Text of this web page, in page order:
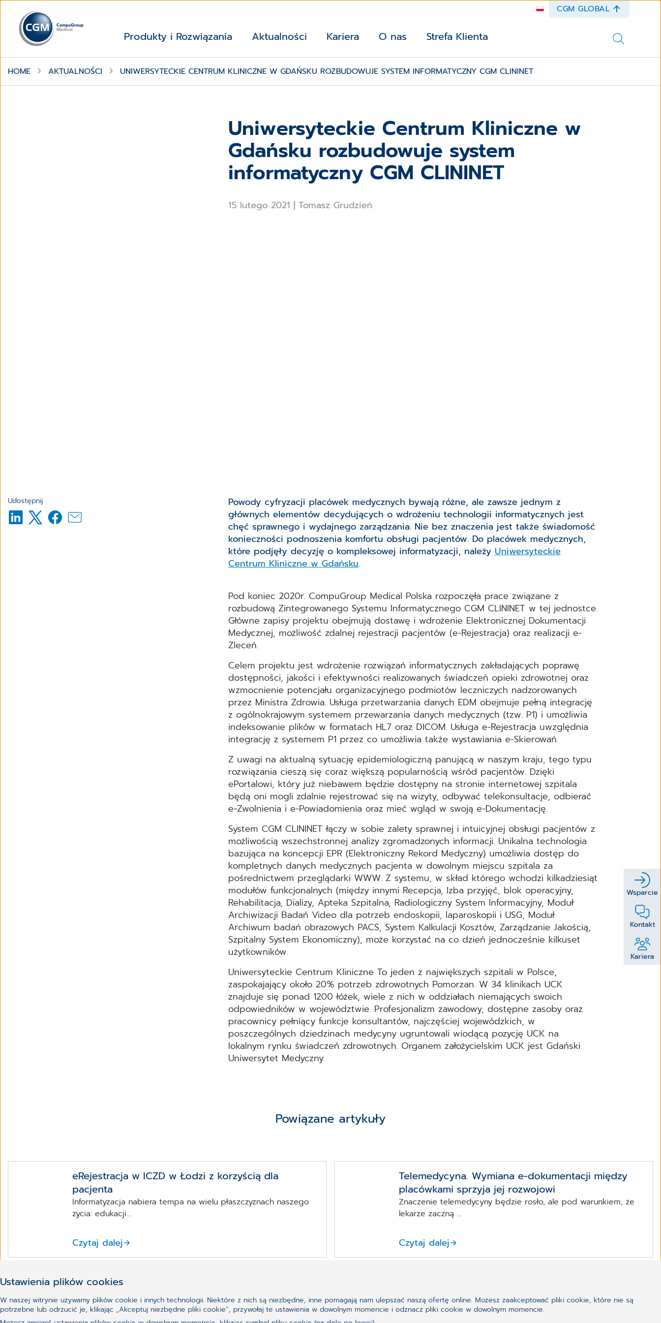
Wsparcie
Kontakt
Kariera
CGM GLOBAL
Produkty i Rozwiązania Aktualności Kariera O nas Strefa Klienta
HOME AKTUALNOŚCI UNIWERSYTECKIE CENTRUM KLINICZNE W GDAŃSKU ROZBUDOWUJE SYSTEM INFORMATYCZNY CGM CLININET
Uniwersyteckie Centrum Kliniczne w
Gdańsku rozbudowuje system
informatyczny CGM CLININET
15 lutego 2021 | Tomasz Grudzień
Udostępnij
Powody cyfryzacji placówek medycznych bywają różne, ale zawsze jednym z
głównych elementów decydujących o wdrożeniu technologii informatycznych jest
chęć sprawnego i wydajnego zarządzania. Nie bez znaczenia jest także świadomość
konieczności podnoszenia komfortu obsługi pacjentów. Do placówek medycznych,
które podjęły decyzję o kompleksowej informatyzacji, należy Uniwersyteckie
Centrum Kliniczne w Gdańsku.
Pod koniec 2020r. CompuGroup Medical Polska rozpoczęła prace związane z
rozbudową Zintegrowanego Systemu Informatycznego CGM CLININET w tej jednostce.
Główne zapisy projektu obejmują dostawę i wdrożenie Elektronicznej Dokumentacji
Medycznej, możliwość zdalnej rejestracji pacjentów (e-Rejestracja) oraz realizacji e-
Zleceń.
Celem projektu jest wdrożenie rozwiązań informatycznych zakładających poprawę
dostępności, jakości i efektywności realizowanych świadczeń opieki zdrowotnej oraz
wzmocnienie potencjału organizacyjnego podmiotów leczniczych nadzorowanych
przez Ministra Zdrowia. Usługa przetwarzania danych EDM obejmuje pełną integrację
z ogólnokrajowym systemem przewarzania danych medycznych (tzw. P1) i umożliwia
indeksowanie plików w formatach HL7 oraz DICOM. Usługa e-Rejestracja uwzględnia
integrację z systemem P1 przez co umożliwia także wystawiania e-Skierowań.
Z uwagi na aktualną sytuację epidemiologiczną panującą w naszym kraju, tego typu
rozwiązania cieszą się coraz większą popularnością wśród pacjentów. Dzięki
ePortalowi, który już niebawem będzie dostępny na stronie internetowej szpitala
będą oni mogli zdalnie rejestrować się na wizyty, odbywać telekonsultacje, odbierać
e-Zwolnienia i e-Powiadomienia oraz mieć wgląd w swoją e-Dokumentację.
System CGM CLININET łączy w sobie zalety sprawnej i intuicyjnej obsługi pacjentów z
możliwością wszechstronnej analizy zgromadzonych informacji. Unikalna technologia
bazująca na koncepcji EPR (Elektroniczny Rekord Medyczny) umożliwia dostęp do
kompletnych danych medycznych pacjenta w dowolnym miejscu szpitala za
pośrednictwem przeglądarki WWW. Z systemu, w skład którego wchodzi kilkadziesiąt
modułów funkcjonalnych (między innymi Recepcja, Izba przyjęć, blok operacyjny,
Rehabilitacja, Dializy, Apteka Szpitalna, Radiologiczny System Informacyjny, Moduł
Archiwizacji Badań Video dla potrzeb endoskopii, laparoskopii i USG, Moduł
Archiwum badań obrazowych PACS, System Kalkulacji Kosztów, Zarządzanie Jakością,
Szpitalny System Ekonomiczny), może korzystać na co dzień jednocześnie kilkuset
użytkowników.
Uniwersyteckie Centrum Kliniczne To jeden z największych szpitali w Polsce,
zaspokajający około 20% potrzeb zdrowotnych Pomorzan. W 34 klinikach UCK
znajduje się ponad 1200 łóżek, wiele z nich w oddziałach niemających swoich
odpowiedników w województwie. Profesjonalizm zawodowy, dostępne zasoby oraz
pracownicy pełniący funkcje konsultantów, najczęściej wojewódzkich, w
poszczególnych dziedzinach medycyny ugruntowali wiodącą pozycję UCK na
lokalnym rynku świadczeń zdrowotnych. Organem założycielskim UCK jest Gdański
Uniwersytet Medyczny.
Powiązane artykuły
eRejestracja w ICZD w Łodzi z korzyścią dla
pacjenta
Informatyzacja nabiera tempa na wielu płaszczyznach naszego
życia: edukacji...
Czytaj dalej
Telemedycyna. Wymiana e-dokumentacji między
placówkami sprzyja jej rozwojowi
Znaczenie telemedycyny będzie rosło, ale pod warunkiem, że
lekarze zaczną ...
Czytaj dalej
Ustawienia plików cookies
W naszej witrynie używamy plików cookie i innych technologii. Niektóre z nich są niezbędne, inne pomagają nam ulepszać naszą ofertę online. Możesz zaakceptować pliki cookie, które nie są
potrzebne lub odrzucić je, klikając „Akceptuj niezbędne pliki cookie”, przywołaj te ustawienia w dowolnym momencie i odznacz pliki cookie w dowolnym momencie.